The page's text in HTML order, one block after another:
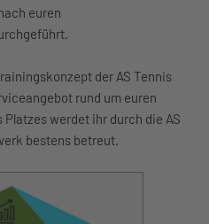
euren
der AS Tennis
rund um euren
werdet ihr durch die AS
bestens betreut.